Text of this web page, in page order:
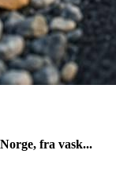
fra vask...